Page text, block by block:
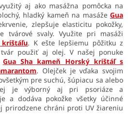
aj ako masážna pomôcka na
hladký kameň na masáže Gua
zlepšuje elasticitu pokožky,
tvárové svaly. Využite pri masáži
krištáľu. K ešte lepšiemu pôžitku z
použiť aj olej. V našej ponuke
Gua Sha kameň Horský krištáľ s
. Olejček je vďaka svojim
pre suchú, šúpiacu sa alebo
je výborný aj pri psoriáze a
a dodáva pokožke všetky účinné
prirodzene chráni proti UV žiareniu